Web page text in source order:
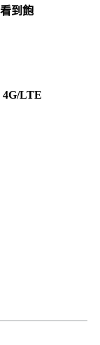
到飽
4G/LTE